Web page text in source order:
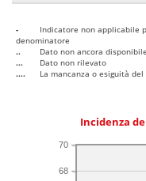
-
Indicatore non applicabile
denominatore
..
Dato non ancora disponibile
...
Dato non rilevato
....
La mancanza o esiguità
Incidenza
68
70